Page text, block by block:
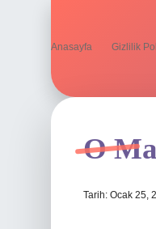
Anasayfa Gizlilik
O
Tarih: Ocak 25,